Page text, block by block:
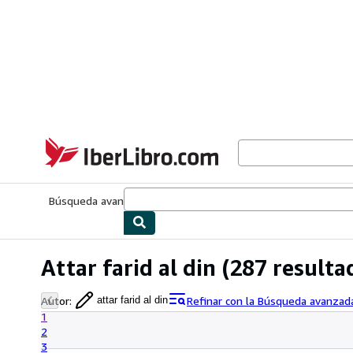
IberLibro.com
Búsqueda avanzada
Attar farid al din (287
Autor: attar farid al din
Refinar con la Búsqueda
1
2
3